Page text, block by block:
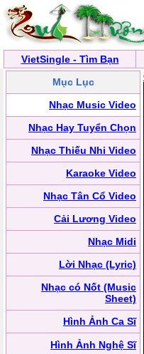
VietSingle - Tìm Bạn
Mục Lục
Nhạc Music Video
Nhạc Hay Tuyển Chọn
Nhạc Thiếu Nhi Video
Karaoke Video
Nhạc Tân Cổ Video
Cải Lương Video
Nhạc Midi
Lời Nhạc (Lyric)
Nhạc có Nốt (Music
Sheet)
Hình Ảnh Ca Sĩ
Hình Ảnh Nghệ Sĩ